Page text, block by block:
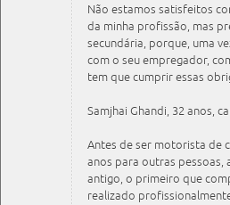
Não estamos satisfeitos
da minha profissão, mas
secundária, porque, uma
com o seu empregador,
tem que cumprir essas
Samjhai Ghandi, 32 anos,
Antes de ser motorista de
anos para outras pessoas,
antigo, o primeiro que
realizado